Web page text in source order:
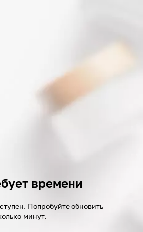
времени
Попробуйте обновить
минут.